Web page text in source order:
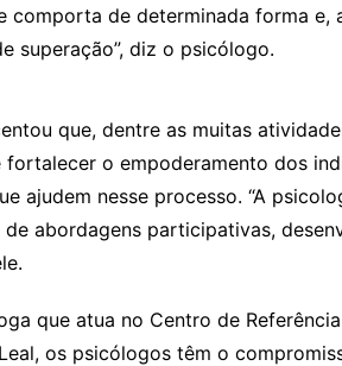
comporta de determinada forma e,
superação”, diz o psicólogo.
que, dentre as muitas
o empoderamento dos
ajudem nesse processo. “A
abordagens participativas,
que atua no Centro de
os psicólogos têm o